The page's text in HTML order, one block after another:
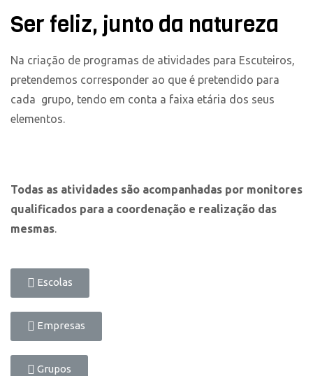
Ser feliz, junto da natureza
Na criação de programas de atividades para Escuteiros,
pretendemos corresponder ao que é pretendido para
cada grupo, tendo em conta a faixa etária dos seus
elementos.
Todas as atividades são acompanhadas por monitores
qualificados para a coordenação e realização das
mesmas.
Escolas
Empresas
Grupos